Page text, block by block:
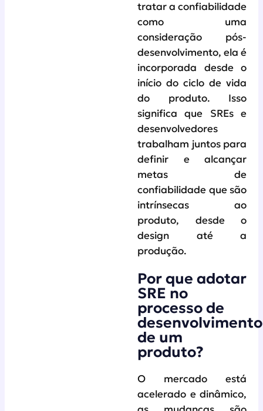
tratar a confiabilidade
como uma
consideração pós-
desenvolvimento, ela é
incorporada desde o
início do ciclo de vida
do produto. Isso
significa que SREs e
desenvolvedores
trabalham juntos para
definir e alcançar
metas de
confiabilidade que são
intrínsecas ao
produto, desde o
design até a
produção.
Por que adotar
SRE no
processo de
desenvolvimento
de um
produto?
O mercado está
acelerado e dinâmico,